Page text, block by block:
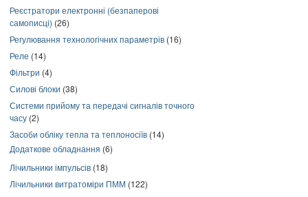
Реєстратори електронні (безпаперові
самописці) (26)
Регулювання технологічних параметрів (16)
Реле (14)
Фільтри (4)
Силові блоки (38)
Системи прийому та передачі сигналів точного
часу (2)
Засоби обліку тепла та теплоносіїв (14)
Додаткове обладнання (6)
Лічильники імпульсів (18)
Лічильники витратоміри ПММ (122)